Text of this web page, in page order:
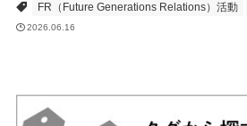
FR（Future Generations Relations）活動
2026.06.16